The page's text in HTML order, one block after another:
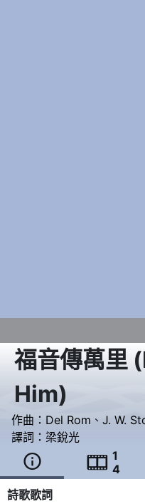
福音傳萬里 (
Him)
作曲： Del Rom 、 J. W.
譯詞： 梁銳光
  1
4
詩歌歌詞